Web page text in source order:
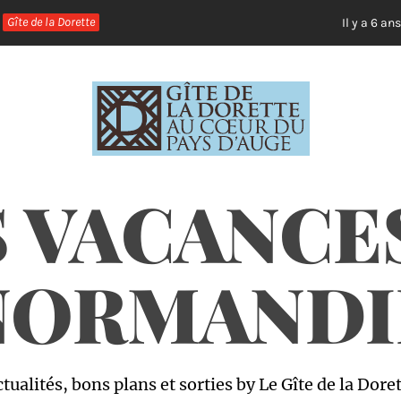
Gîte de la Dorette Il y a 6 ans
bons plans et sorties by Le Gîte de la